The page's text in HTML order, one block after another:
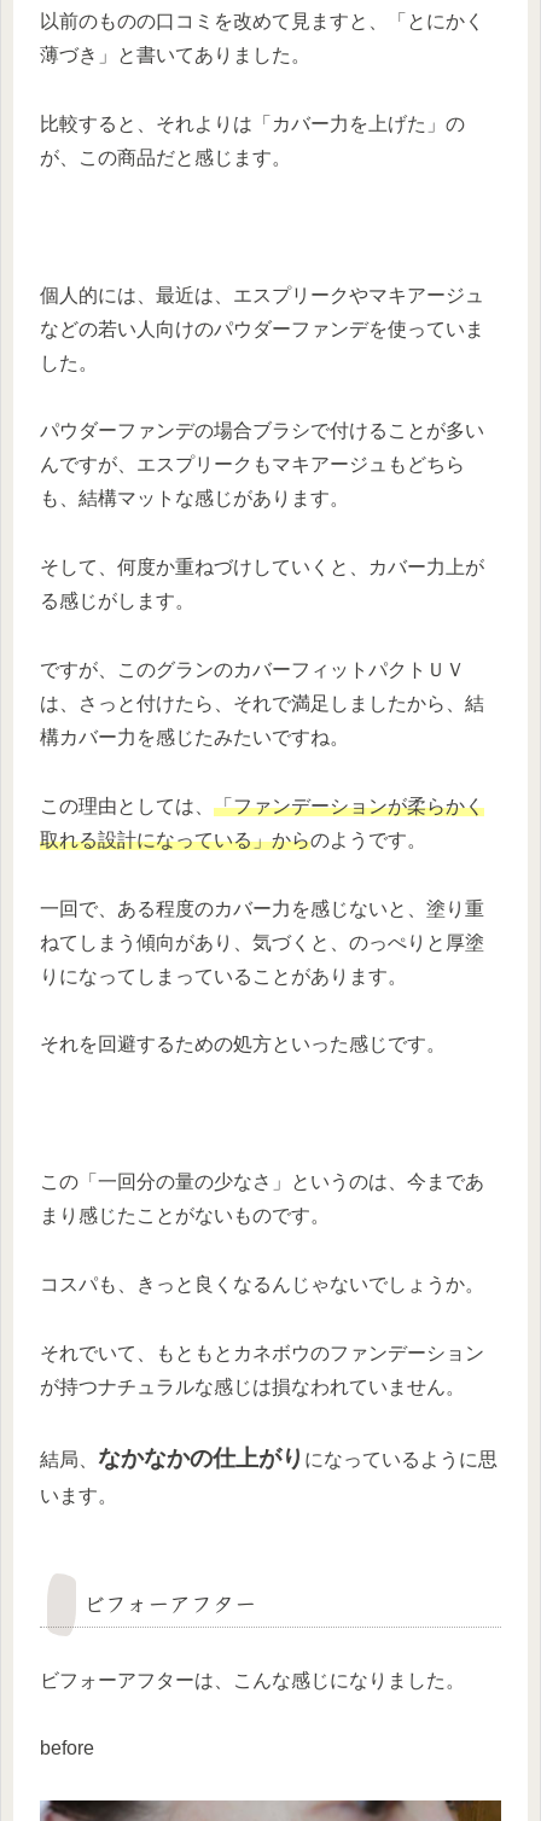
以前のものの口コミを改めて見ますと、「とにかく
薄づき」と書いてありました。
比較すると、それよりは 「カバー力を上げた」 の
が、この商品だと感じます。
個人的には、最近は、エスプリークやマキアージュ
などの若い人向けのパウダーファンデを使っていま
した。
パウダーファンデの場合ブラシで付けることが多い
んですが、エスプリークもマキアージュもどちら
も、結構マットな感じがあります。
そして、何度か重ねづけしていくと、カバー力上が
る感じがします。
ですが、このグランのカバーフィットパクトＵＶ
は、さっと付けたら、それで満足しましたから、結
構カバー力を感じたみたいですね。
この理由としては、 「ファンデーションが柔らかく
取れる設計になっている」からのようです。
一回で、ある程度のカバー力を感じないと、塗り重
ねてしまう傾向があり、気づくと、のっぺりと厚塗
りになってしまっていることがあります。
それを回避するための処方といった感じです。
この「一回分の量の少なさ」というのは、今まであ
まり感じたことがないものです。
コスパも、きっと良くなるんじゃないでしょうか。
それでいて、もともとカネボウのファンデーション
が持つナチュラルな感じは損なわれていません。
結局、 なかなかの仕上がり になっているように思
います。
ビフォーアフター
ビフォーアフターは、こんな感じになりました。
before